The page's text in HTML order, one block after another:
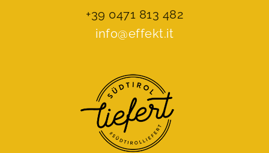
+39 0471 813 482
info@effekt.it